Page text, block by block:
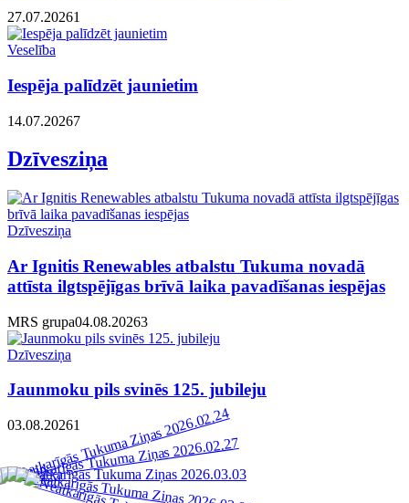
27.07.20261
Veselība
Iespēja palīdzēt jaunietim
14.07.20267
Dzīvesziņa
Dzīvesziņa
Ar Ignitis Renewables atbalstu Tukuma novadā
attīsta ilgtspējīgas brīvā laika pavadīšanas iespējas
MRS grupa04.08.20263
Dzīvesziņa
Jaunmoku pils svinēs 125. jubileju
03.08.20261